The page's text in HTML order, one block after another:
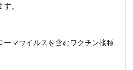
。
ーマウイルスを含むワクチン接種